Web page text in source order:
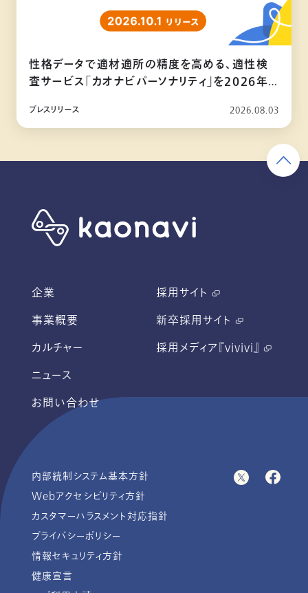
性格データで適材適所の精度を高める、適性検
査サービス「カオナビパーソナリティ」を2026年
プレスリリース 2026.08.03
企業
事業概要
カルチャー
ニュース
お問い合わせ
採用サイト
新卒採用サイト
採用メディア『vivivi』
内部統制システム基本方針
Webアクセシビリティ方針
カスタマーハラスメント対応指針
プライバシーポリシー
情報セキュリティ方針
健康宣言